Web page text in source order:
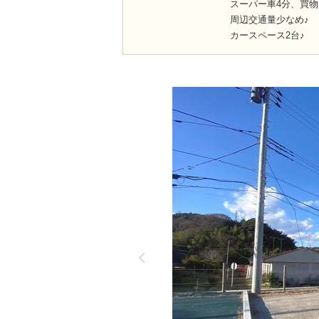
スーパー車4分、買
周辺交通量少なめ♪
カースペース2台♪